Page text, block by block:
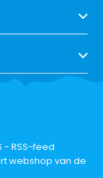
- RSS-feed
webshop van de